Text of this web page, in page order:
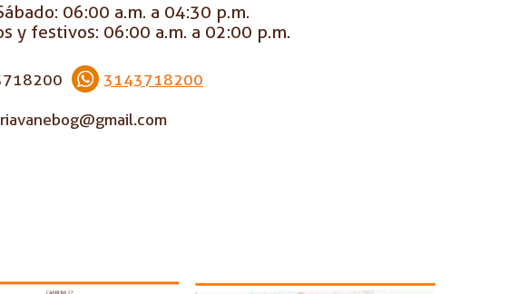
06:00 a.m. a 04:30 p.m.
y festivos: 06:00 a.m. a 02:00 p.m.
3143718200